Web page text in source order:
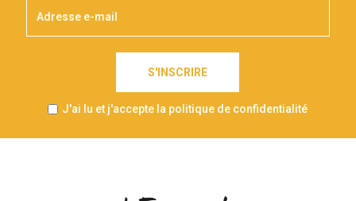
S'INSCRIRE
J'ai lu et j'accepte la politique de confidentialité